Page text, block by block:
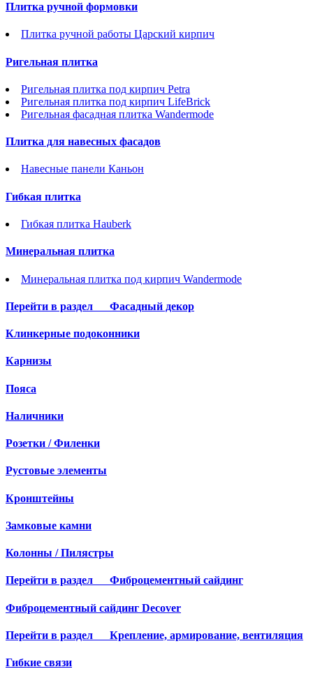
Плитка ручной формовки
Плитка ручной работы Царский кирпич
Ригельная плитка
Ригельная плитка под кирпич Petra
Ригельная плитка под кирпич LifeBrick
Ригельная фасадная плитка Wandermode
Плитка для навесных фасадов
Навесные панели Каньон
Гибкая плитка
Гибкая плитка Hauberk
Минеральная плитка
Минеральная плитка под кирпич Wandermode
Перейти в раздел Фасадный декор
Клинкерные подоконники
Карнизы
Пояса
Наличники
Розетки / Филенки
Рустовые элементы
Кронштейны
Замковые камни
Колонны / Пилястры
Перейти в раздел Фиброцементный сайдинг
Фиброцементный сайдинг Decover
Перейти в раздел Крепление, армирование, вентиляция
Гибкие связи